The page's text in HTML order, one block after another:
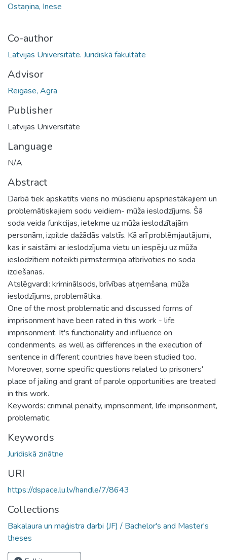
Ostaņina, Inese
Co-author
Latvijas Universitāte. Juridiskā fakultāte
Advisor
Reigase, Agra
Publisher
Latvijas Universitāte
Language
N/A
Abstract
Darbā tiek apskatīts viens no mūsdienu apspriestākajiem un
problemātiskajiem sodu veidiem- mūža ieslodzījums. Šā
soda veida funkcijas, ietekme uz mūža ieslodzītajām
personām, izpilde dažādās valstīs. Kā arī problēmjautājumi,
kas ir saistāmi ar ieslodzījuma vietu un iespēju uz mūža
ieslodzītiem noteikti pirmstermiņa atbrīvoties no soda
izciešanas.
Atslēgvardi: kriminālsods, brīvības atņemšana, mūža
ieslodzījums, problemātika.
One of the most problematic and discussed forms of
imprisonment have been rated in this work - life
imprisonment. It's functionality and influence on
condenments, as well as differences in the execution of
sentence in different countries have been studied too.
Moreover, some specific questions related to prisoners'
place of jailing and grant of parole opportunities are treated
in this work.
Keywords: criminal penalty, imprisonment, life imprisonment,
problematic.
Keywords
Juridiskā zinātne
URI
https://dspace.lu.lv/handle/7/8643
Collections
Bakalaura un maģistra darbi (JF) / Bachelor's and Master's
theses